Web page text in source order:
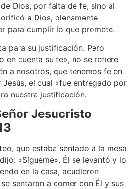
Dios, por falta de fe, sino al
a Dios, plenamente
para cumplir lo que promete.
para su justificación. Pero
en cuenta su fe», no se refiere
a nosotros, que tenemos fe en
el cual «fue entregado por
nuestra justificación.
Jesucristo
que estaba sentado a la mesa
«Sígueme». Él se levantó y lo
en la casa, acudieron
sentaron a comer con Él y sus